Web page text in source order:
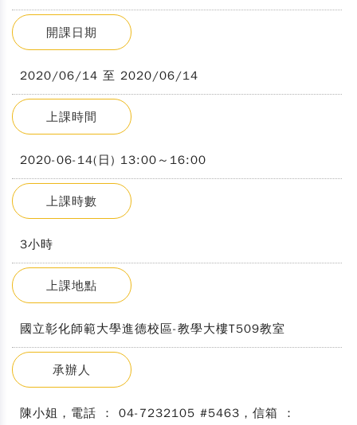
開課日期
2020/06/14 至 2020/06/14
上課時間
2020-06-14(日) 13:00～16:00
上課時數
3小時
上課地點
國立彰化師範大學進德校區-教學大樓T509教室
承辦人
陳小姐，電話 ： 04-7232105 #5463，信箱 ：